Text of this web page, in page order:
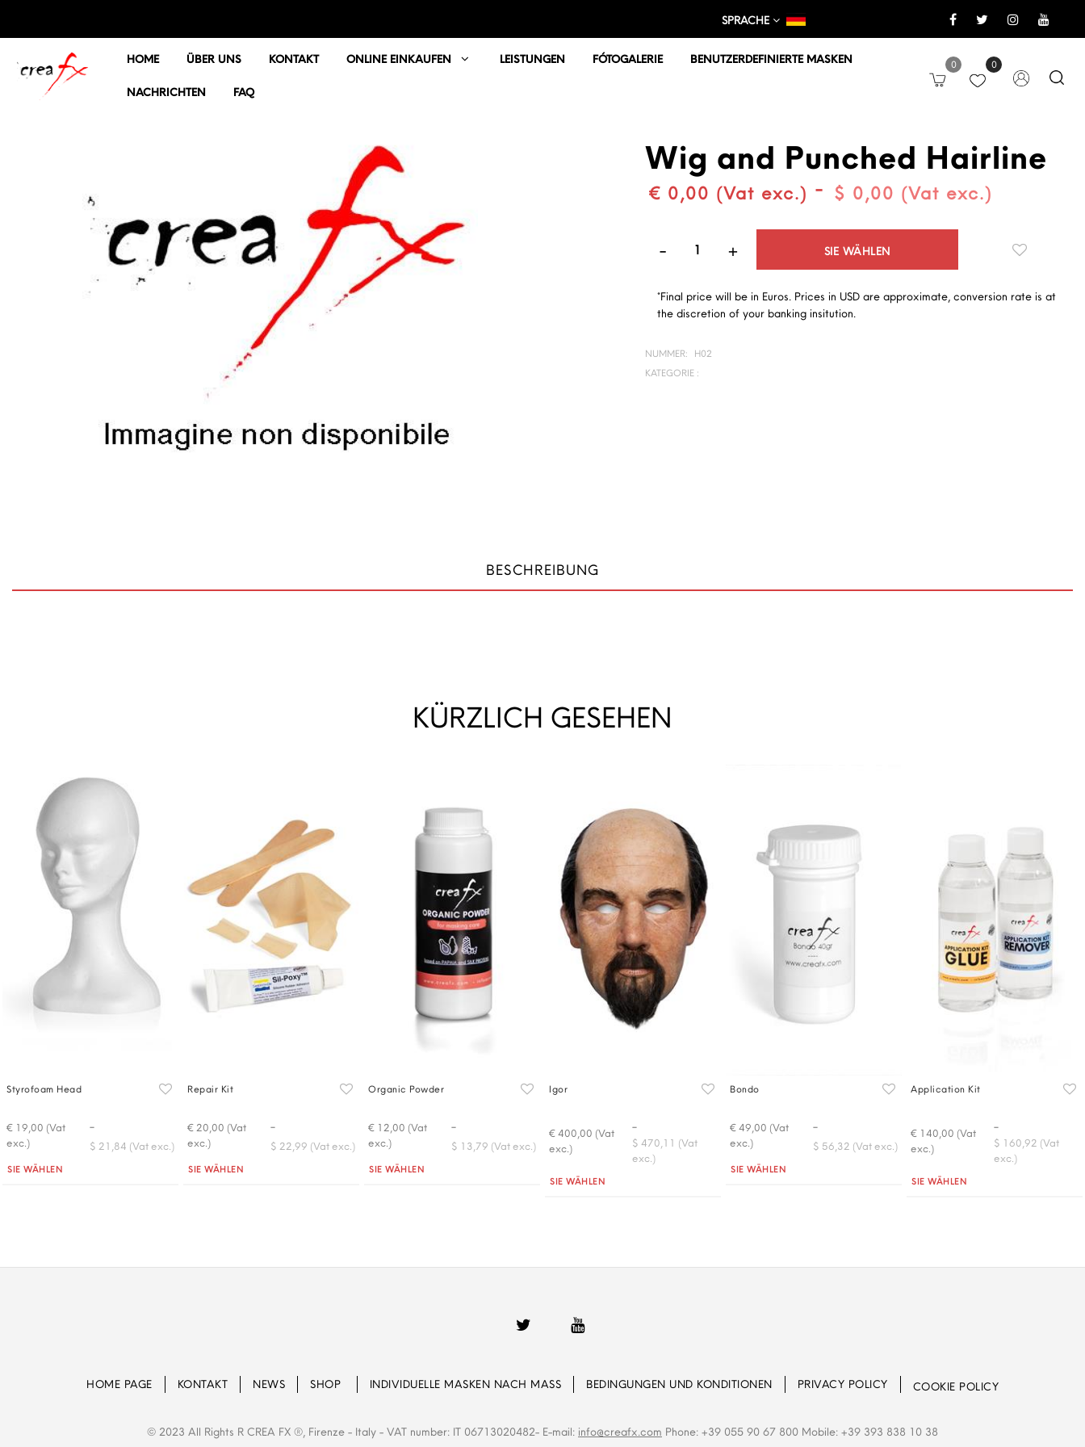
SPRACHE
HOME ÜBER UNS KONTAKT ONLINE EINKAUFEN LEISTUNGEN FÓTOGALERIE BENUTZERDEFINIERTE MASKEN
NACHRICHTEN FAQ
0 0
Wig and Punched Hairline
€ 0,00 (Vat exc.) - $ 0,00 (Vat exc.)
SIE WÄHLEN
*Final price will be in Euros. Prices in USD are approximate, conversion rate is at
the discretion of your banking insitution.
NUMMER:
H02
KATEGORIE :
BESCHREIBUNG
KÜRZLICH GESEHEN
Styrofoam Head
€ 19,00 (Vat
exc.)
-
$ 21,84 (Vat exc.)
Quantità
SIE WÄHLEN
Repair Kit
€ 20,00 (Vat
exc.)
-
$ 22,99 (Vat exc.)
Quantità
SIE WÄHLEN
Organic Powder
€ 12,00 (Vat
exc.)
-
$ 13,79 (Vat exc.)
Quantità
SIE WÄHLEN
Igor
€ 400,00 (Vat
exc.)
-
$ 470,11 (Vat
exc.)
Quantità
SIE WÄHLEN
Bondo
€ 49,00 (Vat
exc.)
-
$ 56,32 (Vat exc.)
Quantità
SIE WÄHLEN
Application Kit
€ 140,00 (Vat
exc.)
-
$ 160,92 (Vat
exc.)
Quantità
SIE WÄHLEN
HOME PAGE KONTAKT NEWS SHOP INDIVIDUELLE MASKEN NACH MASS BEDINGUNGEN UND KONDITIONEN PRIVACY POLICY COOKIE POLICY
© 2023 All Rights R CREA FX ®, Firenze - Italy - VAT number: IT 06713020482- E-mail: info@creafx.com Phone: +39 055 90 67 800 Mobile: +39 393 838 10 38